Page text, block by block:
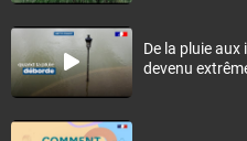
De la pluie
devenu